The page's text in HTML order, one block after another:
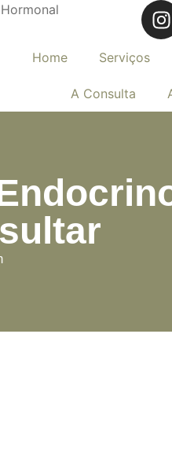
Home Serviços
A Consulta